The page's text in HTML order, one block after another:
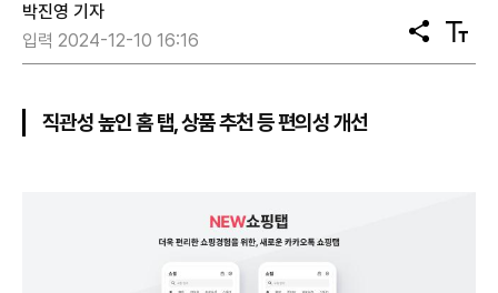
박진영 기자
입력 2024-12-10 16:16
공
유
텍
스
직관성 높인 홈 탭, 상품 추천 등 편의성 개선